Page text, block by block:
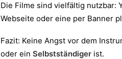
Die Filme sind vielfältig nutzbar:
Webseite oder eine per Banner
Fazit: Keine Angst vor dem
oder ein Selbstständiger ist.